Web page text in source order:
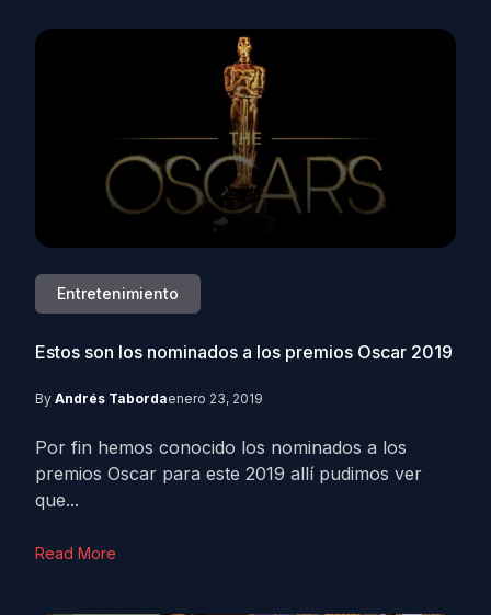
Entretenimiento
Estos son los nominados a los premios Oscar 2019
By Andrés Tabordaenero 23, 2019
Por fin hemos conocido los nominados a los
premios Oscar para este 2019 allí pudimos ver
que...
Read More